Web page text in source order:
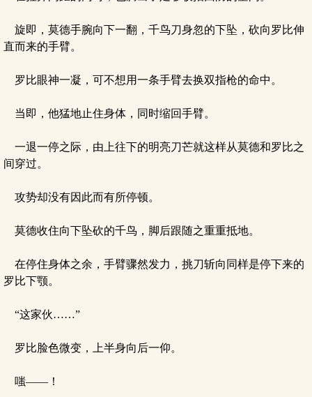
旋即，莫德手腕向下一翻，千鸟刀身忽的下坠，砍向罗比伸
直而来的手臂。
罗比眼神一凝，可不想用一条手臂去换双指枪的命中。
当即，他猛地止住身体，同时缩回手臂。
一退一停之际，由上往下的明亮刀芒就这样从莫德和罗比之
间穿过。
攻势却没有因此而有所停顿。
莫德收住向下坠砍的千鸟，脚后跟随之重重抵地。
在停住身体之余，手臂骤然发力，挑刀斩向同样是停下来的
罗比下颚。
“这家伙……”
罗比脸色微变，上半身向后一仰。
嗤——！